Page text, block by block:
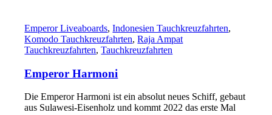
Emperor Liveaboards,Indonesien Tauchkreuzfahrten,
Komodo Tauchkreuzfahrten,Raja Ampat
Tauchkreuzfahrten,Tauchkreuzfahrten
Emperor Harmoni
Die Emperor Harmoni ist ein absolut neues Schiff, gebaut
aus Sulawesi-Eisenholz und kommt 2022 das erste Mal